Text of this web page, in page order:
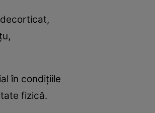
în condiţiile
fizică.